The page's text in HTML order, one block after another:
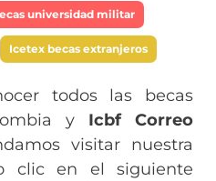
universidad militar
Icetex becas extranjeros
todos las becas
y Icbf Correo
visitar nuestra
clic en el siguiente